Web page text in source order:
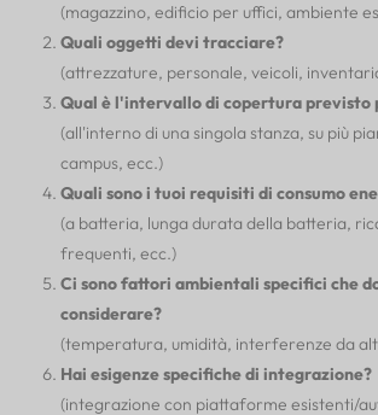
(magazzino, edificio per uffici, ambiente
Quali oggetti devi tracciare?
(attrezzature, personale, veicoli,
Qual è l'intervallo di copertura previsto
(all'interno di una singola stanza, su più
campus, ecc.)
Quali sono i tuoi requisiti di consumo
(a batteria, lunga durata della batteria,
frequenti, ecc.)
Ci sono fattori ambientali specifici che
considerare?
(temperatura, umidità, interferenze da
Hai esigenze specifiche di integrazione?
(integrazione con piattaforme esistenti/